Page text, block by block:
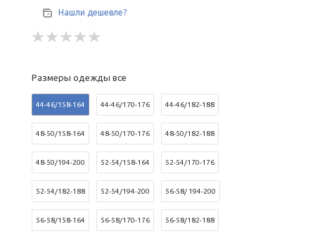
Нашли дешевле?
Размеры одежды все
44-46/158-164 44-46/170-176 44-46/182-188
48-50/158-164 48-50/170-176 48-50/182-188
48-50/194-200 52-54/158-164 52-54/170-176
52-54/182-188 52-54/194-200 56-58/ 194-200
56-58/158-164 56-58/170-176 56-58/182-188